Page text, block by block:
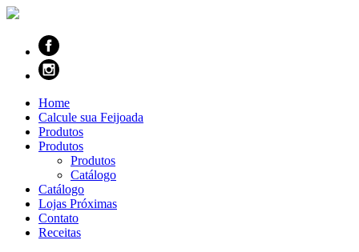
Home
Calcule sua Feijoada
Produtos
Produtos
Produtos
Catálogo
Catálogo
Lojas Próximas
Contato
Receitas